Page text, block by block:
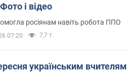
і відео
росіянам навіть робота ППО
07:20 7,7 т.
українським вчителям